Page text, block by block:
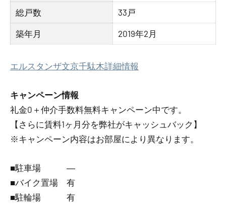
総戸数 33戸
築年月 2019年2月
エルスタンザ文京千駄木詳細情報
キャンペーン情報
礼金0 ＋ 仲介手数料無料キャンペーン中です。
【さらに賃料1ヶ月分を弊社がキャッシュバック】
※キャンペーン内容はお部屋により異なります。
■駐車場 ―
■バイク置場 有
■駐輪場 有